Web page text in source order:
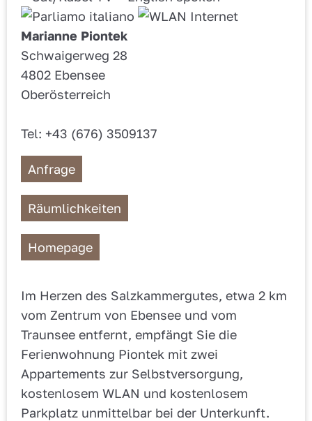
Marianne Piontek
Schwaigerweg 28
4802 Ebensee
Oberösterreich
Tel: +43 (676) 3509137
Anfrage
Räumlichkeiten
Homepage
Im Herzen des Salzkammergutes, etwa 2 km
vom Zentrum von Ebensee und vom
Traunsee entfernt, empfängt Sie die
Ferienwohnung Piontek mit zwei
Appartements zur Selbstversorgung,
kostenlosem WLAN und kostenlosem
Parkplatz unmittelbar bei der Unterkunft.